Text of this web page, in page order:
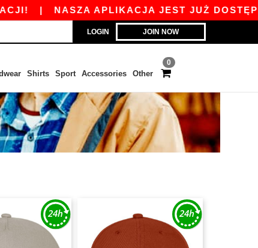
| NASZA APLIKACJA JEST JUŻ
LOGIN JOIN NOW
0
Shirts Sport Accessories Other